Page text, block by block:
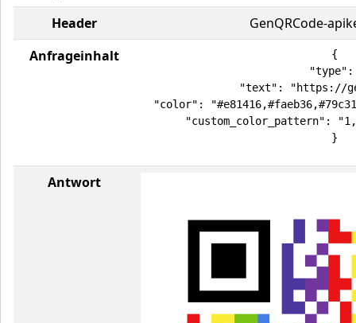
Header
GenQRCode-
Anfrageinhalt
{
"type":
"text": "https://
"color":
"custom_color_pattern":
}
Antwort